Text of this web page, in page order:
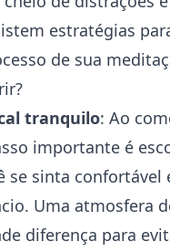
estratégias
de sua
tranquilo: Ao
importante é
se sinta confortável
Uma atmosfera
diferença para